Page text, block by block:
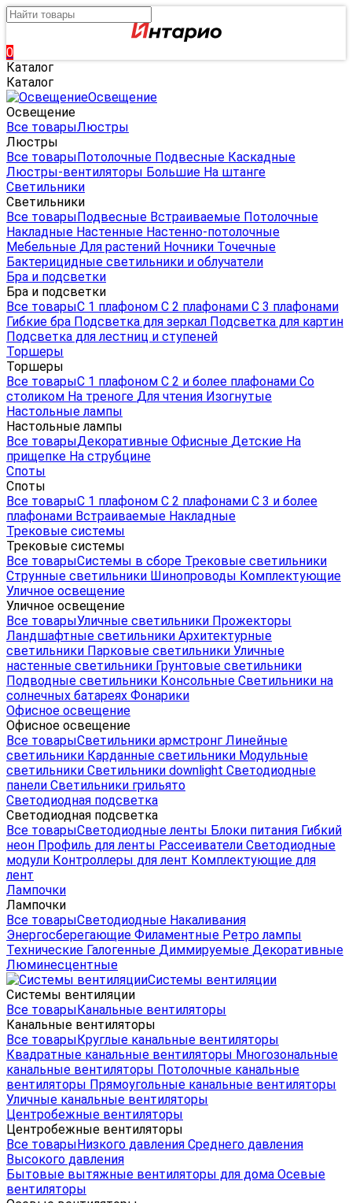
0
Каталог
Каталог
Освещение
Освещение
Все товарыЛюстры
Люстры
Все товарыПотолочные Подвесные Каскадные
Люстры-вентиляторы Большие На штанге
Светильники
Светильники
Все товарыПодвесные Встраиваемые Потолочные
Накладные Настенные Настенно-потолочные
Мебельные Для растений Ночники Точечные
Бактерицидные светильники и облучатели
Бра и подсветки
Бра и подсветки
Все товарыС 1 плафоном С 2 плафонами С 3 плафонами
Гибкие бра Подсветка для зеркал Подсветка для картин
Подсветка для лестниц и ступеней
Торшеры
Торшеры
Все товарыС 1 плафоном С 2 и более плафонами Со
столиком На треноге Для чтения Изогнутые
Настольные лампы
Настольные лампы
Все товарыДекоративные Офисные Детские На
прищепке На струбцине
Споты
Споты
Все товарыС 1 плафоном С 2 плафонами С 3 и более
плафонами Встраиваемые Накладные
Трековые системы
Трековые системы
Все товарыСистемы в сборе Трековые светильники
Струнные светильники Шинопроводы Комплектующие
Уличное освещение
Уличное освещение
Все товарыУличные светильники Прожекторы
Ландшафтные светильники Архитектурные
светильники Парковые светильники Уличные
настенные светильники Грунтовые светильники
Подводные светильники Консольные Светильники на
солнечных батареях Фонарики
Офисное освещение
Офисное освещение
Все товарыСветильники армстронг Линейные
светильники Карданные светильники Модульные
светильники Светильники downlight Светодиодные
панели Светильники грильято
Светодиодная подсветка
Светодиодная подсветка
Все товарыСветодиодные ленты Блоки питания Гибкий
неон Профиль для ленты Рассеиватели Светодиодные
модули Контроллеры для лент Комплектующие для
лент
Лампочки
Лампочки
Все товарыСветодиодные Накаливания
Энергосберегающие Филаментные Ретро лампы
Технические Галогенные Диммируемые Декоративные
Люминесцентные
Системы вентиляции
Системы вентиляции
Все товарыКанальные вентиляторы
Канальные вентиляторы
Все товарыКруглые канальные вентиляторы
Квадратные канальные вентиляторы Многозональные
канальные вентиляторы Потолочные канальные
вентиляторы Прямоугольные канальные вентиляторы
Уличные канальные вентиляторы
Центробежные вентиляторы
Центробежные вентиляторы
Все товарыНизкого давления Среднего давления
Высокого давления
Бытовые вытяжные вентиляторы для дома Осевые
вентиляторы